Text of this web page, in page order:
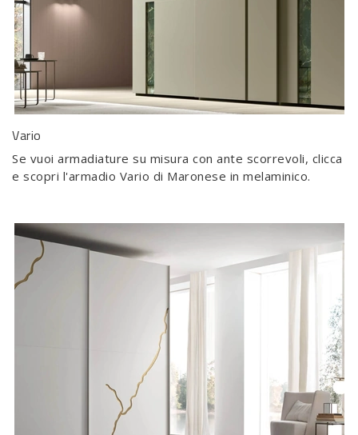
Vario
Se vuoi armadiature su misura con ante scorrevoli, clicca
e scopri l'armadio Vario di Maronese in melaminico.